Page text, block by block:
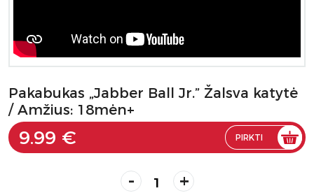
Pakabukas „Jabber Ball Jr.” Žalsva katytė
/ Amžius: 18mėn+
9.99 € PIRKTI
- +